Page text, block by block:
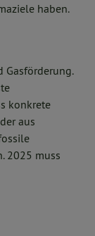
haben.
Gasförderung.
konkrete
aus
2025 muss